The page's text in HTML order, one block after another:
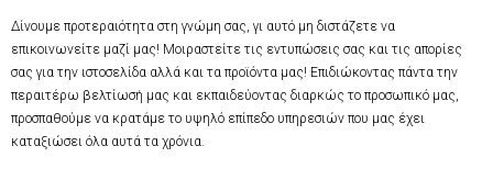
Δίνουμε προτεραιότητα στη γνώμη σας, γι αυτό μη διστάζετε να
επικοινωνείτε μαζί μας! Μοιραστείτε τις εντυπώσεις σας και τις απορίες
σας για την ιστοσελίδα αλλά και τα προϊόντα μας! Επιδιώκοντας πάντα την
περαιτέρω βελτίωσή μας και εκπαιδεύοντας διαρκώς το προσωπικό μας,
προσπαθούμε να κρατάμε το υψηλό επίπεδο υπηρεσιών που μας έχει
καταξιώσει όλα αυτά τα χρόνια.